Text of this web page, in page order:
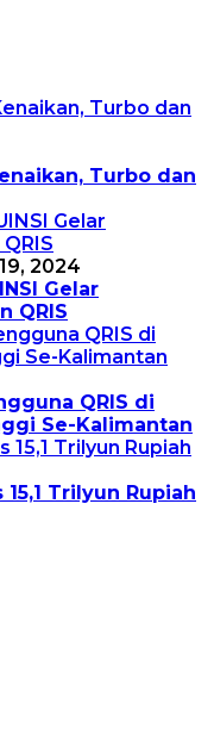
Turbo dan
2024
Gelar
QRIS
QRIS di
Se-Kalimantan
Trilyun Rupiah